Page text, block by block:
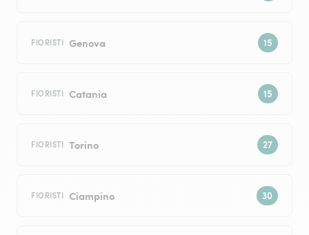
FIORISTI Genova
FIORISTI Catania
FIORISTI Torino
FIORISTI Ciampino